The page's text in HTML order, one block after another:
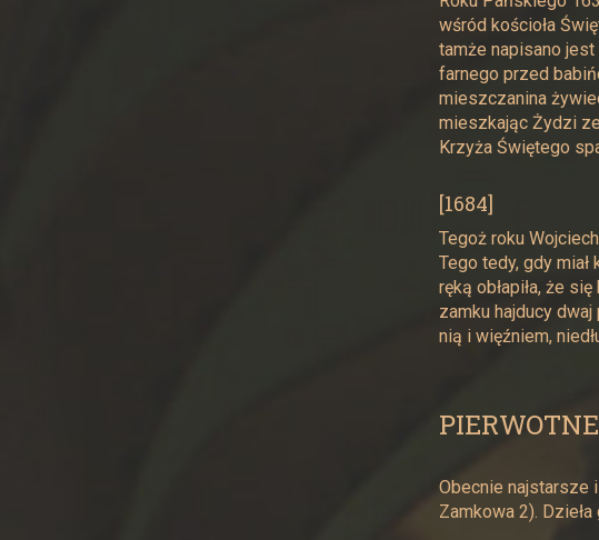
wśród kościoła
tamże napisano
farnego przed
mieszczanina
mieszkając Żydzi
Krzyża Świętego
[1684]
Tegoż roku
Tego tedy, gdy
ręką obłapiła, że
zamku hajducy
nią i więźniem,
Obecnie najstarsze
Zamkowa 2).